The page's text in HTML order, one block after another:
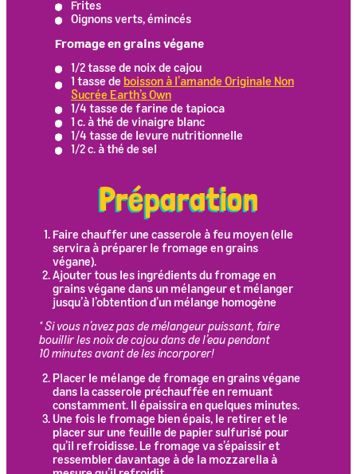
Frites
Oignons verts, émincés
Fromage en grains végane
1/2 tasse de noix de cajou
1 tasse de boisson à l’amande Originale Non
Sucrée Earth’s Own
1/4 tasse de farine de tapioca
1 c. à thé de vinaigre blanc
1/4 tasse de levure nutritionnelle
1/2 c. à thé de sel
Préparation
Faire chauffer une casserole à feu moyen (elle
servira à préparer le fromage en grains
végane).
Ajouter tous les ingrédients du fromage en
grains végane dans un mélangeur et mélanger
jusqu’à l’obtention d’un mélange homogène
* Si vous n’avez pas de mélangeur puissant, faire
bouillir les noix de cajou dans de l’eau pendant
10 minutes avant de les incorporer!
Placer le mélange de fromage en grains végane
dans la casserole préchauffée en remuant
constamment. Il épaissira en quelques minutes.
Une fois le fromage bien épais, le retirer et le
placer sur une feuille de papier sulfurisé pour
qu’il refroidisse. Le fromage va s’épaissir et
ressembler davantage à de la mozzarella à